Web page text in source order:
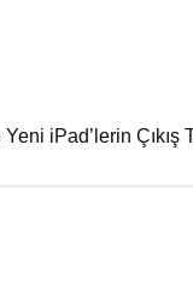
iPad’lerin Çıkış